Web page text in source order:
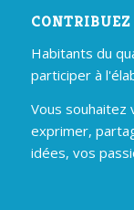
Habitants du
participer à
Vous souhaitez
exprimer,
idées, vos